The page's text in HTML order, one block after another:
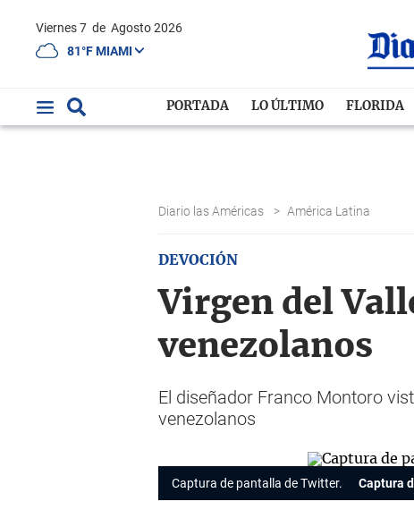
Viernes 7 de Agosto 2026
81°F MIAMI
PORTADA LO ÚLTIMO FLORIDA
Diario las Américas > América Latina
DEVOCIÓN
Virgen del
venezolanos
El diseñador Franco Montoro
venezolanos
Captura de pantalla de Twitter. Captura